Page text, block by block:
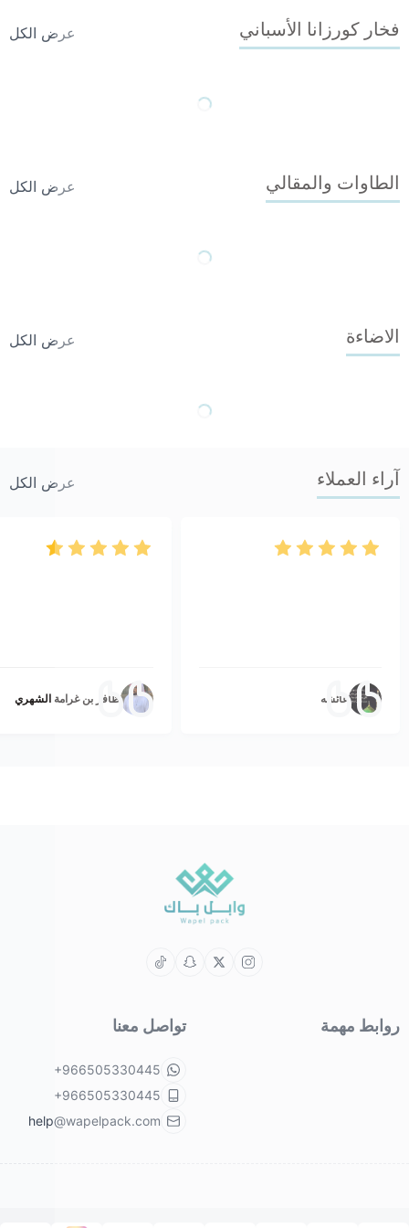
فخار كورزانا الأسباني عرض الكل
الطاوات والمقالي عرض الكل
الاضاءة عرض الكل
آراء العملاء عرض الكل
عائشه ظافر بن غرامة الشهري
روابط مهمة تواصل معنا
+966505330445
+966505330445
help@wapelpack.com